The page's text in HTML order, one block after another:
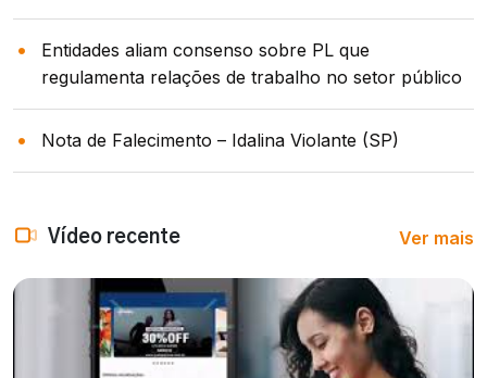
Entidades aliam consenso sobre PL que
regulamenta relações de trabalho no setor público
Nota de Falecimento – Idalina Violante (SP)
Vídeo recente Ver mais